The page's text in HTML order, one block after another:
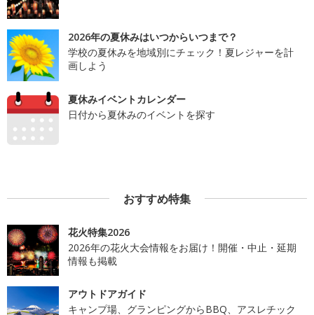
2026年の夏休みはいつからいつまで？
学校の夏休みを地域別にチェック！夏レジャーを計
画しよう
夏休みイベントカレンダー
日付から夏休みのイベントを探す
おすすめ特集
花火特集2026
2026年の花火大会情報をお届け！開催・中止・延期
情報も掲載
アウトドアガイド
キャンプ場、グランピングからBBQ、アスレチック